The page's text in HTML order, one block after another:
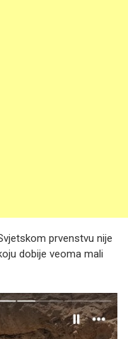
prvenstvu nije
dobije veoma mali